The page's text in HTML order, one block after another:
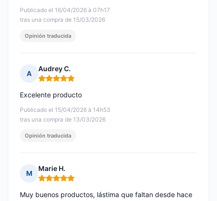
Publicado el 16/04/2026 à 07h17
tras una compra de 15/03/2026
Opinión traducida
A
Audrey C.
Nota: 5 de 5
Publicado el 15/04/2026 à 14h53
tras una compra de 13/03/2026
Excelente producto
Opinión traducida
M
Marie H.
Nota: 5 de 5
Muy buenos productos, lástima que faltan desde hace